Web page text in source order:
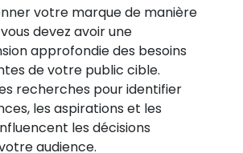
votre marque de manière
devez avoir une
approfondie des besoins
de votre public cible.
recherches pour identifier
les aspirations et les
les décisions
audience.